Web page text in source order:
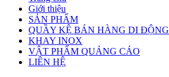
Giới thiệu
SẢN PHẨM
QUẦY KỆ BÁN HÀNG DI ĐỘNG
KHAY INOX
VẬT PHẨM QUẢNG CÁO
LIÊN HỆ